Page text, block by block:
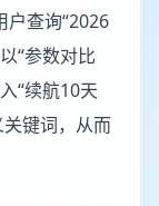
户查询“2026
“参数对比
“续航10天
键词，从而